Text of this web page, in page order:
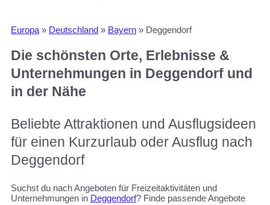
Europa » Deutschland » Bayern » Deggendorf
Die schönsten Orte, Erlebnisse &
Unternehmungen in Deggendorf und
in der Nähe
Beliebte Attraktionen und Ausflugsideen
für einen Kurzurlaub oder Ausflug nach
Deggendorf
Suchst du nach Angeboten für Freizeitaktivitäten und
Unternehmungen in Deggendorf? Finde passende Angebote